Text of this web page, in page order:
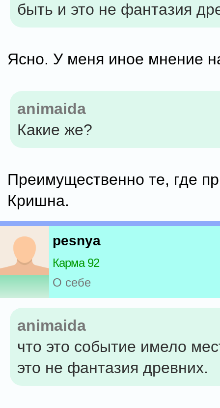
быть и это не фантазия
Ясно. У меня иное мнение
animaida
Какие же?
Преимущественно те, где
Кришна.
pesnya
Карма 92
О себе
animaida
что это событие имело
это не фантазия древних.